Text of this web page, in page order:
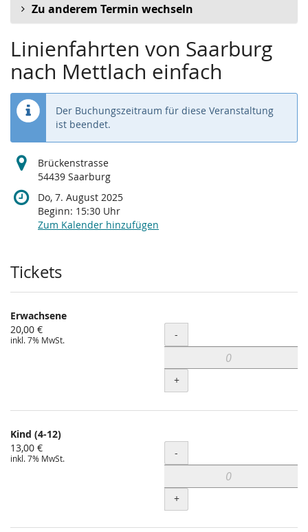
Zu anderem Termin wechseln
Linienfahrten von Saarburg
nach Mettlach einfach
Der Buchungszeitraum für diese Veranstaltung
ist beendet.
Brückenstrasse
54439 Saarburg
Do, 7. August 2025
Beginn: 15:30 Uhr
Zum Kalender hinzufügen
Produkte
Tickets
Erwachsene
20,00 €
inkl. 7% MwSt. Menge
-
+
Kind (4-12)
13,00 €
inkl. 7% MwSt. Menge
-
+